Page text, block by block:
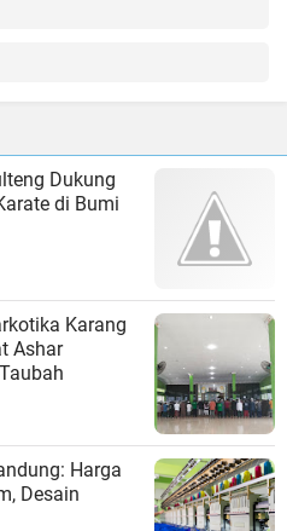
Dukung
di Bumi
Karang
Ashar
Harga
Desain